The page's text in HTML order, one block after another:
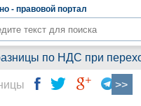
- правовой портал
по НДС при